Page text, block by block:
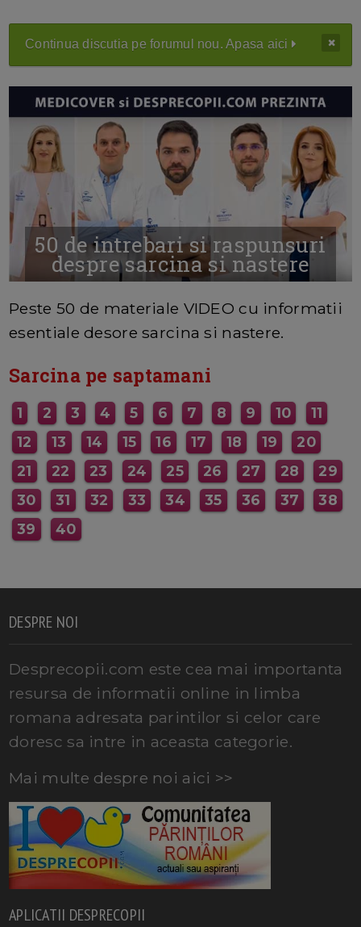
Continua discutia pe forumul nou. Apasa aici
50 de intrebari si raspunsuri
despre sarcina si nastere
Peste 50 de materiale VIDEO cu informatii
esentiale desore sarcina si nastere.
Sarcina pe saptamani
1 2 3 4 5 6 7 8 9 10
11
12
13 14 15 16 17 18 19
20
21
22 23 24 25 26 27 28
29
30
31 32 33 34 35 36 37
38
39
40
DESPRE NOI
Desprecopii.com este cea mai importanta
resursa de informatii online in limba
romana adresata parintilor si celor care
doresc sa intre in aceasta categorie.
Mai multe despre noi aici >>
APLICATII DESPRECOPII